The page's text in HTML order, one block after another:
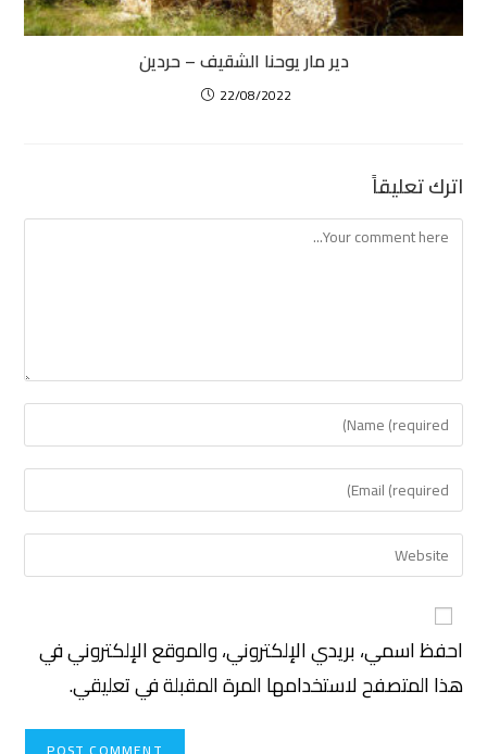
دير مار يوحنا الشقيف – حردين
22/08/2022
اترك تعليقاً
احفظ اسمي، بريدي الإلكتروني، والموقع الإلكتروني في
هذا المتصفح لاستخدامها المرة المقبلة في تعليقي.